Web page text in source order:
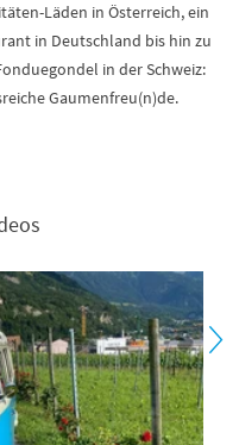
Läden in Österreich, ein
in Deutschland bis hin zu
in der Schweiz:
Gaumenfreu(n)de.